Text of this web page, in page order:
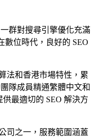
群對搜尋引擎優化充滿
數位時代，良好的 SEO
法和香港市場特性，累
隊成員精通繁體中文和
最適切的 SEO 解決方
司之一，服務範圍涵蓋